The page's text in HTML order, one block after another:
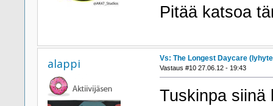
Pitää katsoa
alappi Vs: The Longest Daycare
Vastaus #10 27.06.12 - 19:43
Tuskinpa siinä